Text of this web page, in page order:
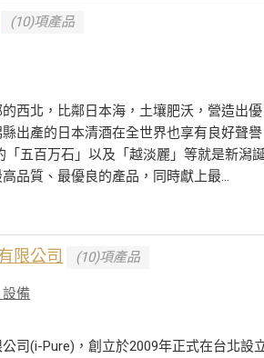
(10)項產品
西北，比鄰日本海，土壤肥沃，營造出
出產的日本清酒在全世界也享有良好聲
「五百万石」以及「越淡麗」等就是新潟
品質、最優良的產品，同時獻上最...
限公司 (10)項產品
備
司(i-Pure)，創立於2009年正式在台北設